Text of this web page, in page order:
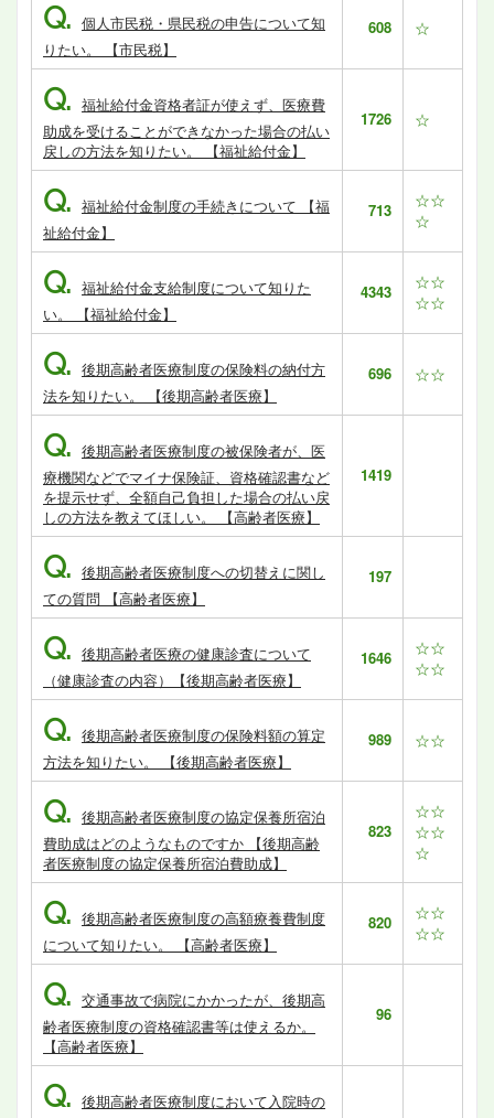
Q. 個人市民税・県民税の申告について知
りたい。 【市民税】
608 ☆
Q. 福祉給付金資格者証が使えず、医療費
助成を受けることができなかった場合の払い
戻しの方法を知りたい。 【福祉給付金】
1726 ☆
Q. 福祉給付金制度の手続きについて 【福
祉給付金】
713
☆☆
☆
Q. 福祉給付金支給制度について知りた
い。 【福祉給付金】
4343
☆☆
☆☆
Q. 後期高齢者医療制度の保険料の納付方
法を知りたい。 【後期高齢者医療】
696 ☆☆
Q. 後期高齢者医療制度の被保険者が、医
療機関などでマイナ保険証、資格確認書など
を提示せず、全額自己負担した場合の払い戻
しの方法を教えてほしい。 【高齢者医療】
1419
Q. 後期高齢者医療制度への切替えに関し
ての質問 【高齢者医療】
197
Q. 後期高齢者医療の健康診査について
（健康診査の内容）【後期高齢者医療】
1646
☆☆
☆☆
Q. 後期高齢者医療制度の保険料額の算定
方法を知りたい。 【後期高齢者医療】
989 ☆☆
Q. 後期高齢者医療制度の協定保養所宿泊
費助成はどのようなものですか 【後期高齢
者医療制度の協定保養所宿泊費助成】
823
☆☆
☆☆
☆
Q. 後期高齢者医療制度の高額療養費制度
について知りたい。 【高齢者医療】
820
☆☆
☆☆
Q. 交通事故で病院にかかったが、後期高
齢者医療制度の資格確認書等は使えるか。
【高齢者医療】
96
Q. 後期高齢者医療制度において入院時の